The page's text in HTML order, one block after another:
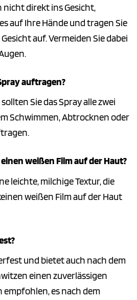
nicht direkt ins Gesicht,
auf Ihre Hände und tragen Sie
auf. Vermeiden Sie dabei
auftragen?
Sie das Spray alle zwei
Schwimmen, Abtrocknen oder
weißen Film auf der Haut?
leichte, milchige Textur, die
weißen Film auf der Haut
und bietet auch nach dem
einen zuverlässigen
empfohlen, es nach dem